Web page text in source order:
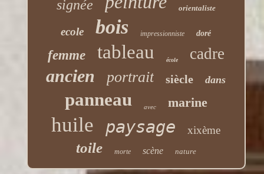
signée orientaliste
ecole bois impressionniste doré
femme tableau école cadre
ancien portrait siècle dans
panneau avec marine
huile paysage xixème
toile morte scène nature